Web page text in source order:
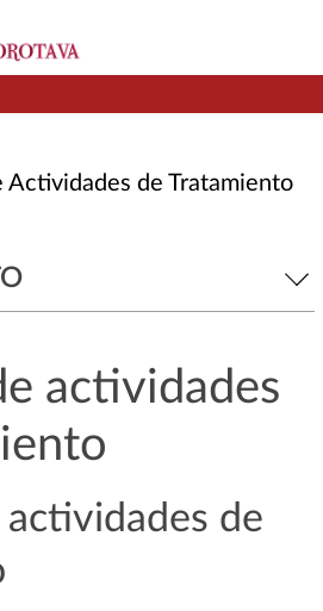
Actividades de Tratamiento
actividades
actividades de